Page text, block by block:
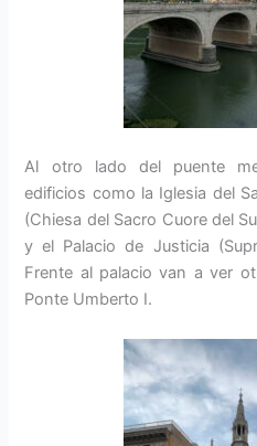
Al otro lado del puente
edificios como la Iglesia del
(Chiesa del Sacro Cuore del
y el Palacio de Justicia
Frente al palacio van a ver
Ponte Umberto I.